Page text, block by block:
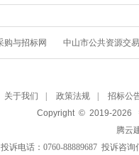
购与招标网 中山市公共资源交
关于我们 政策法规
招标公
Copyright © 2019-2026
腾云
投诉电话：0760-88889687 投诉咨